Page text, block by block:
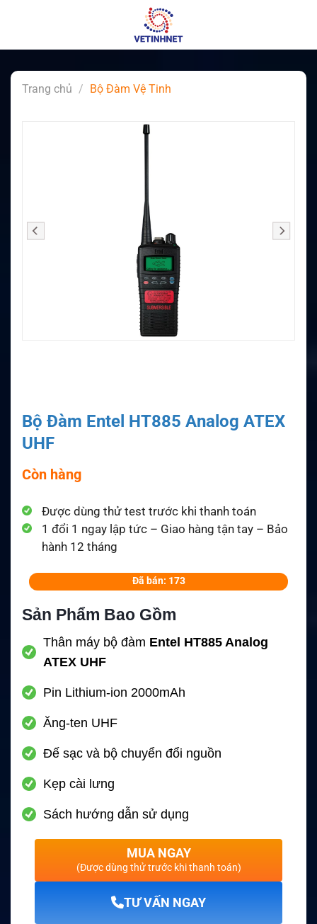
Trang chủ / Bộ Đàm Vệ Tinh
Bộ Đàm Entel HT885 Analog ATEX
UHF
Còn hàng
Được dùng thử test trước khi thanh toán
1 đổi 1 ngay lập tức – Giao hàng tận tay – Bảo
hành 12 tháng
Đã bán: 173
Sản Phẩm Bao Gồm
Thân máy bộ đàm Entel HT885 Analog
ATEX UHF
Pin Lithium-ion 2000mAh
Ăng-ten UHF
Đế sạc và bộ chuyển đổi nguồn
Kẹp cài lưng
Sách hướng dẫn sử dụng
MUA NGAY
(Được dùng thử trước khi thanh toán)
TƯ VẤN NGAY